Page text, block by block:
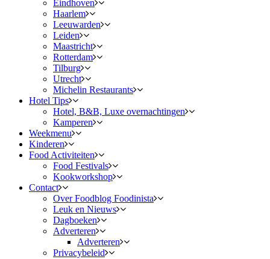
Eindhoven
Haarlem
Leeuwarden
Leiden
Maastricht
Rotterdam
Tilburg
Utrecht
Michelin Restaurants
Hotel Tips
Hotel, B&B, Luxe overnachtingen
Kamperen
Weekmenu
Kinderen
Food Activiteiten
Food Festivals
Kookworkshop
Contact
Over Foodblog Foodinista
Leuk en Nieuws
Dagboeken
Adverteren
Adverteren
Privacybeleid